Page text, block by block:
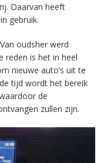
Daarvan heeft
gebruik.
oudsher werd
reden is het in heel
nieuwe auto’s uit te
tijd wordt het bereik
de
zullen zijn.